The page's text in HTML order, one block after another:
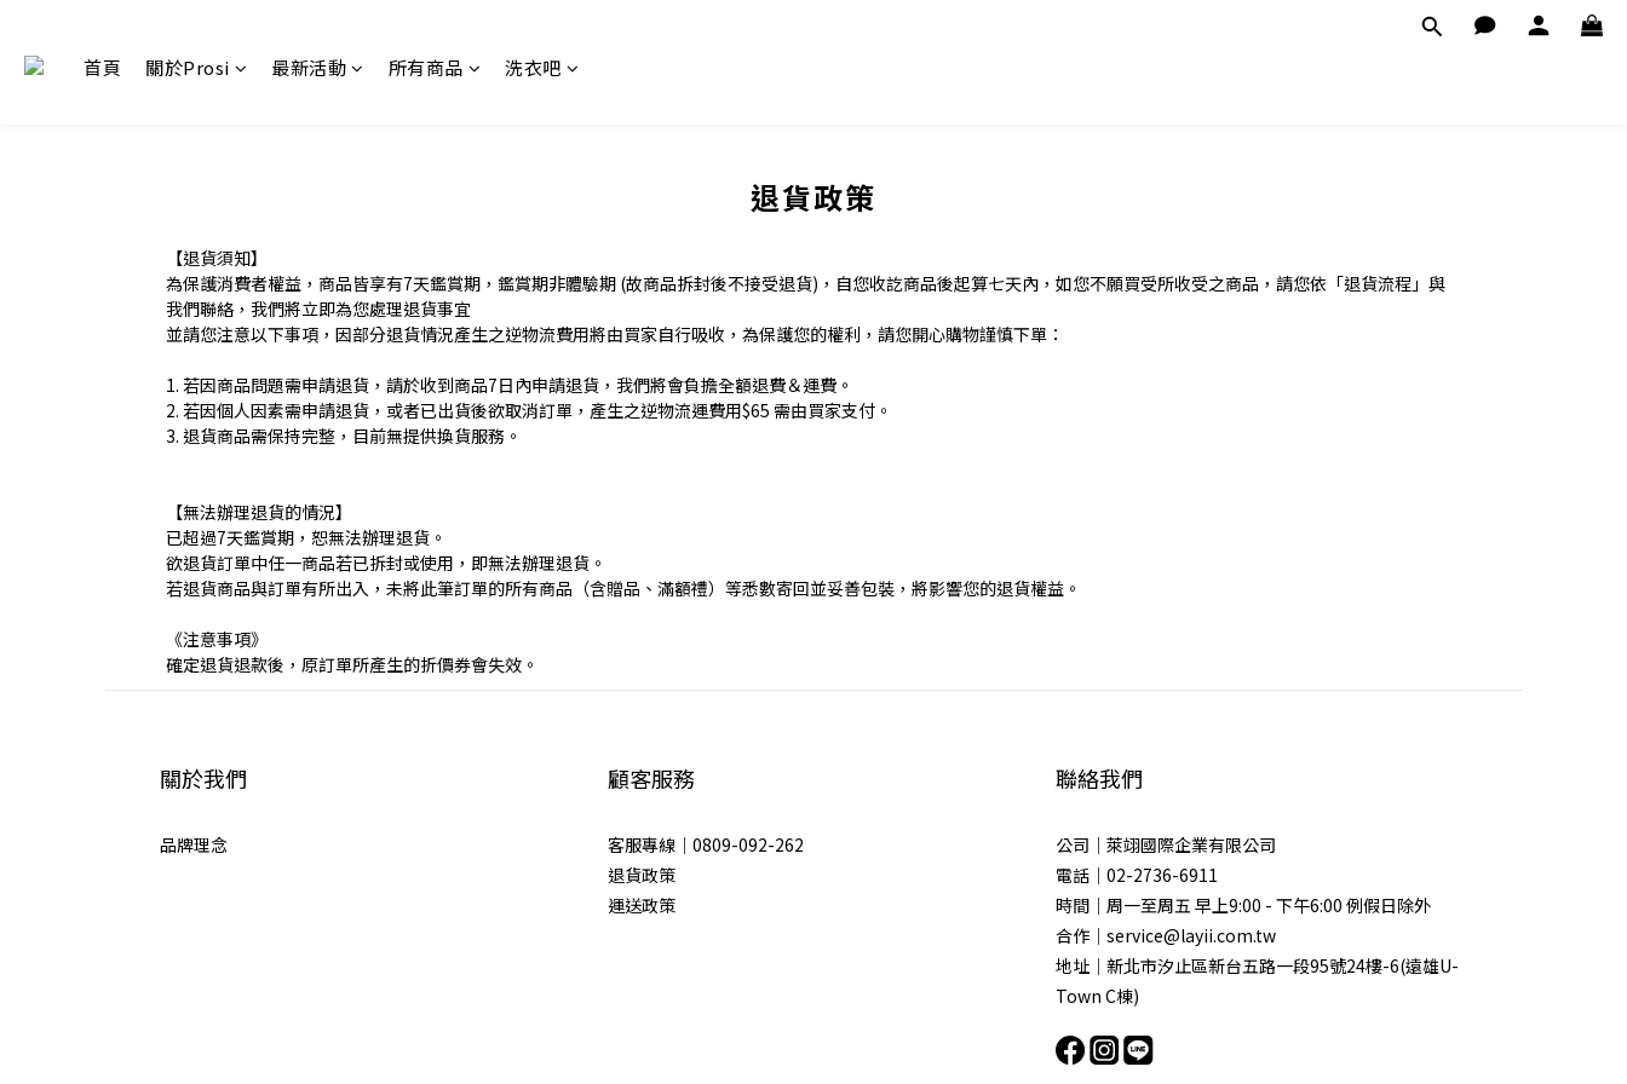
首頁 關於Prosi 最新活動 所有商品 洗衣吧
退貨政策
【退貨須知】
為保護消費者權益，商品皆享有7天鑑賞期，鑑賞期非體驗期 (故商品拆封後不接受退貨)，自您收訖商品後起算七天內，如您不願買受所收受之商品，請您依「退貨流程」與
我們聯絡，我們將立即為您處理退貨事宜
並請您注意以下事項，因部分退貨情況產生之逆物流費用將由買家自行吸收，為保護您的權利，請您開心購物謹慎下單：
1. 若因商品問題需申請退貨，請於收到商品7日內申請退貨，我們將會負擔全額退費＆運費。
2. 若因個人因素需申請退貨，或者已出貨後欲取消訂單，產生之逆物流運費用$65 需由買家支付。
3. 退貨商品需保持完整，目前無提供換貨服務。
【無法辦理退貨的情況】
已超過7天鑑賞期，恕無法辦理退貨。
欲退貨訂單中任一商品若已拆封或使用，即無法辦理退貨。
若退貨商品與訂單有所出入，未將此筆訂單的所有商品（含贈品、滿額禮）等悉數寄回並妥善包裝，將影響您的退貨權益。
《注意事項》
確定退貨退款後，原訂單所產生的折價券會失效。
關於我們
品牌理念
顧客服務
客服專線｜0809-092-262
退貨政策
運送政策
聯絡我們
公司｜萊翊國際企業有限公司
電話｜02-2736-6911
時間｜周一至周五 早上9:00 - 下午6:00 例假日除外
合作｜service@layii.com.tw
地址｜新北市汐止區新台五路一段95號24樓-6(遠雄U-
Town C棟)